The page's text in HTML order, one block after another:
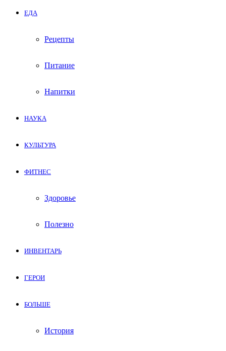
ЕДА
Рецепты
Питание
Напитки
НАУКА
КУЛЬТУРА
ФИТНЕС
Здоровье
Полезно
ИНВЕНТАРЬ
ГЕРОИ
БОЛЬШЕ
История